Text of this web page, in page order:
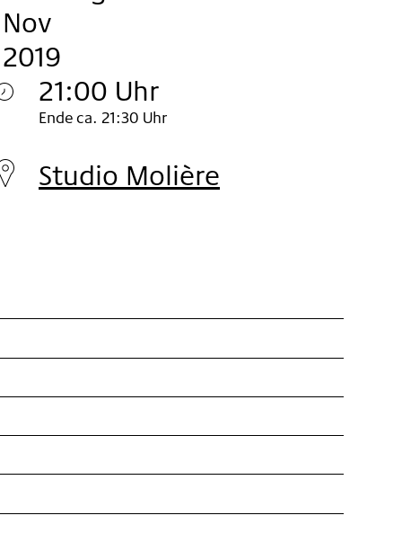
Nov
2019
21:00 Uhr
Samstag
Nov
Ende ca. 21:30 Uhr
Studio Molière